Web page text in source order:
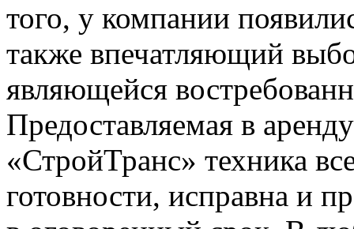
того, у компании
также впечатляющий
являющейся
Предоставляемая в
«СтройТранс» техника
готовности, исправна и